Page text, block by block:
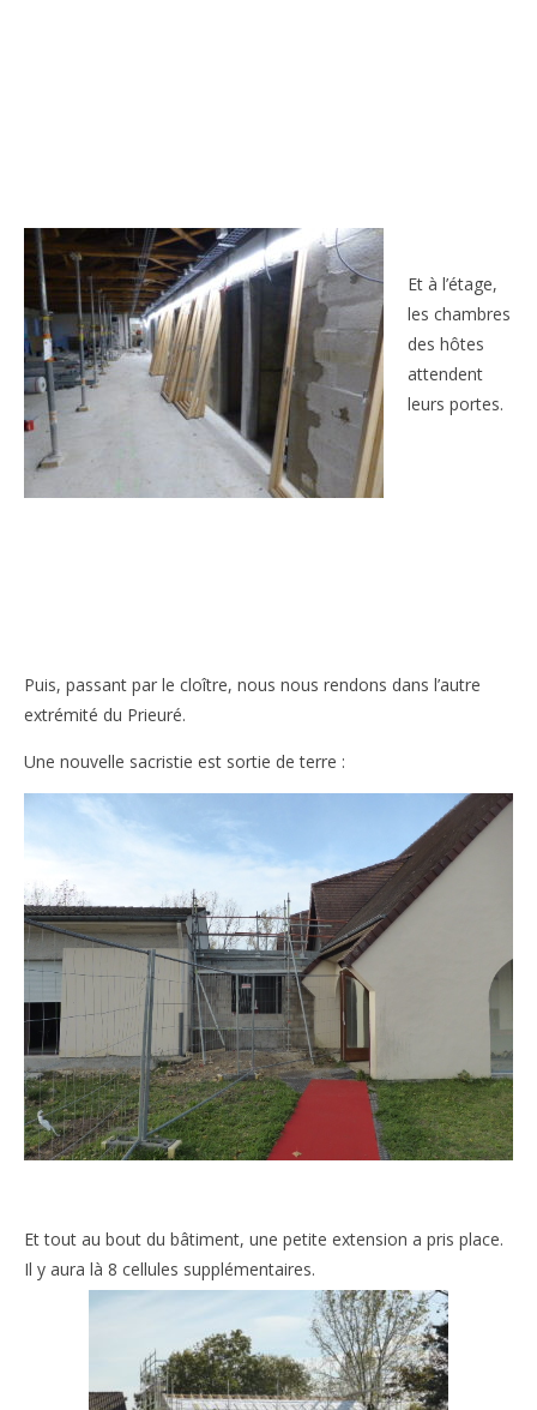
Et à l’étage,
les chambres
des hôtes
attendent
leurs portes.
Puis, passant par le cloître, nous nous rendons dans l’autre
extrémité du Prieuré.
Une nouvelle sacristie est sortie de terre :
Et tout au bout du bâtiment, une petite extension a pris place.
Il y aura là 8 cellules supplémentaires.